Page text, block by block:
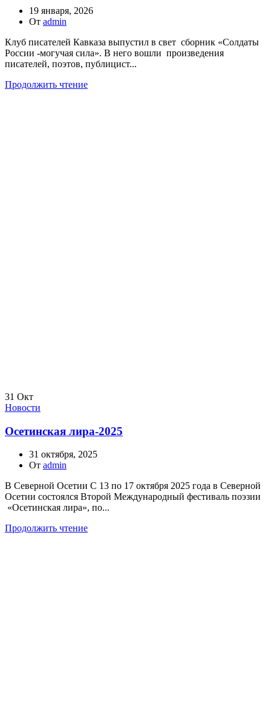
19 января, 2026
От admin
Клуб писателей Кавказа выпустил в свет сборник «Солдаты
России -могучая сила». В него вошли произведения
писателей, поэтов, публицист...
Продолжить чтение
31 Окт
Новости
Осетинская лира-2025
31 октября, 2025
От admin
В Северной Осетии С 13 по 17 октября 2025 года в Северной
Осетии состоялся Второй Международный фестиваль поэзии
«Осетинская лира», по...
Продолжить чтение